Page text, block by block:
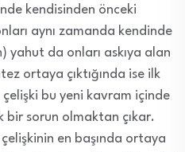
kendisinden önceki
aynı zamanda kendinde
da onları askıya alan
ortaya çıktığında ise ilk
bu yeni kavram içinde
bir sorun olmaktan çıkar.
en başında ortaya